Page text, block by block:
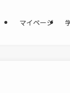
マイページ